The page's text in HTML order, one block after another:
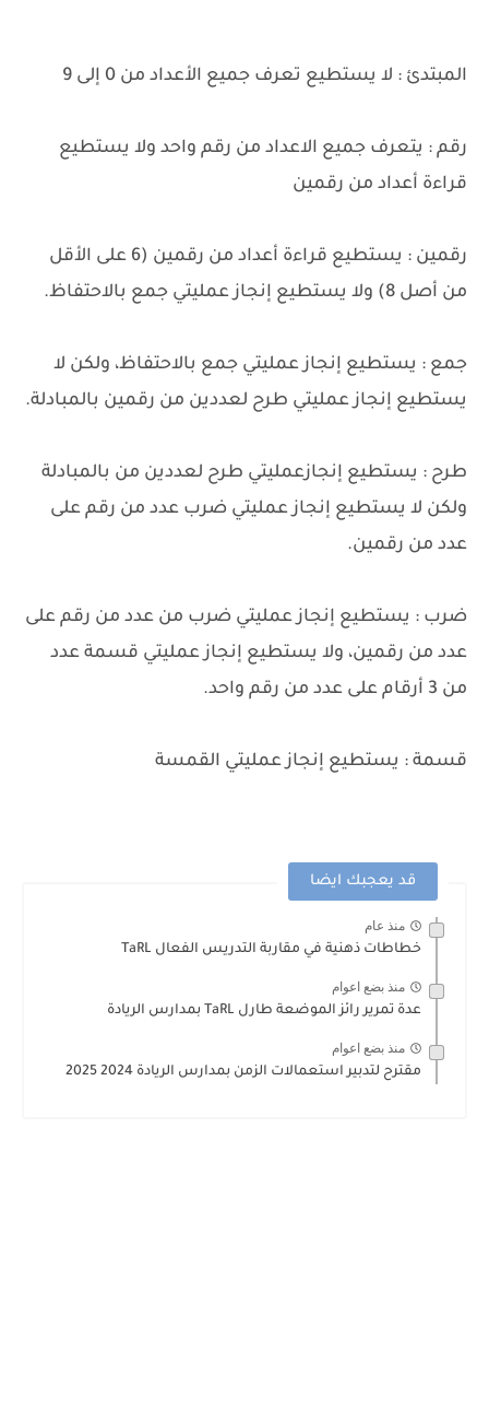
المبتدئ : لا يستطيع تعرف جميع الأعداد من 0 إلى 9
رقم : يتعرف جميع الاعداد من رقم واحد ولا يستطيع
قراءة أعداد من رقمين
رقمين : يستطيع قراءة أعداد من رقمين (6 على الأقل
من أصل 8) ولا يستطيع إنجاز عمليتي جمع بالاحتفاظ.
جمع : يستطيع إنجاز عمليتي جمع بالاحتفاظ، ولكن لا
يستطيع إنجاز عمليتي طرح لعددين من رقمين بالمبادلة.
طرح : يستطيع إنجازعمليتي طرح لعددين من بالمبادلة
ولكن لا يستطيع إنجاز عمليتي ضرب عدد من رقم على
عدد من رقمين.
ضرب : يستطيع إنجاز عمليتي ضرب من عدد من رقم على
عدد من رقمين، ولا يستطيع إنجاز عمليتي قسمة عدد
من 3 أرقام على عدد من رقم واحد.
قسمة : يستطيع إنجاز عمليتي القمسة
قد يعجبك ايضا
منذ عام
خطاطات ذهنية في مقاربة التدريس الفعال TaRL
منذ بضع اعوام
عدة تمرير رائز الموضعة طارل TaRL بمدارس الريادة
منذ بضع اعوام
مقترح لتدبير استعمالات الزمن بمدارس الريادة 2024 2025